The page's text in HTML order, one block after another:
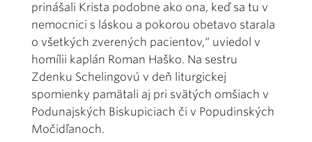
prinášali Krista podobne ako ona, keď sa tu v
nemocnici s láskou a pokorou obetavo starala
o všetkých zverených pacientov,“ uviedol v
homílii kaplán Roman Haško. Na sestru
Zdenku Schelingovú v deň liturgickej
spomienky pamätali aj pri svätých omšiach v
Podunajských Biskupiciach či v Popudinských
Močidľanoch.